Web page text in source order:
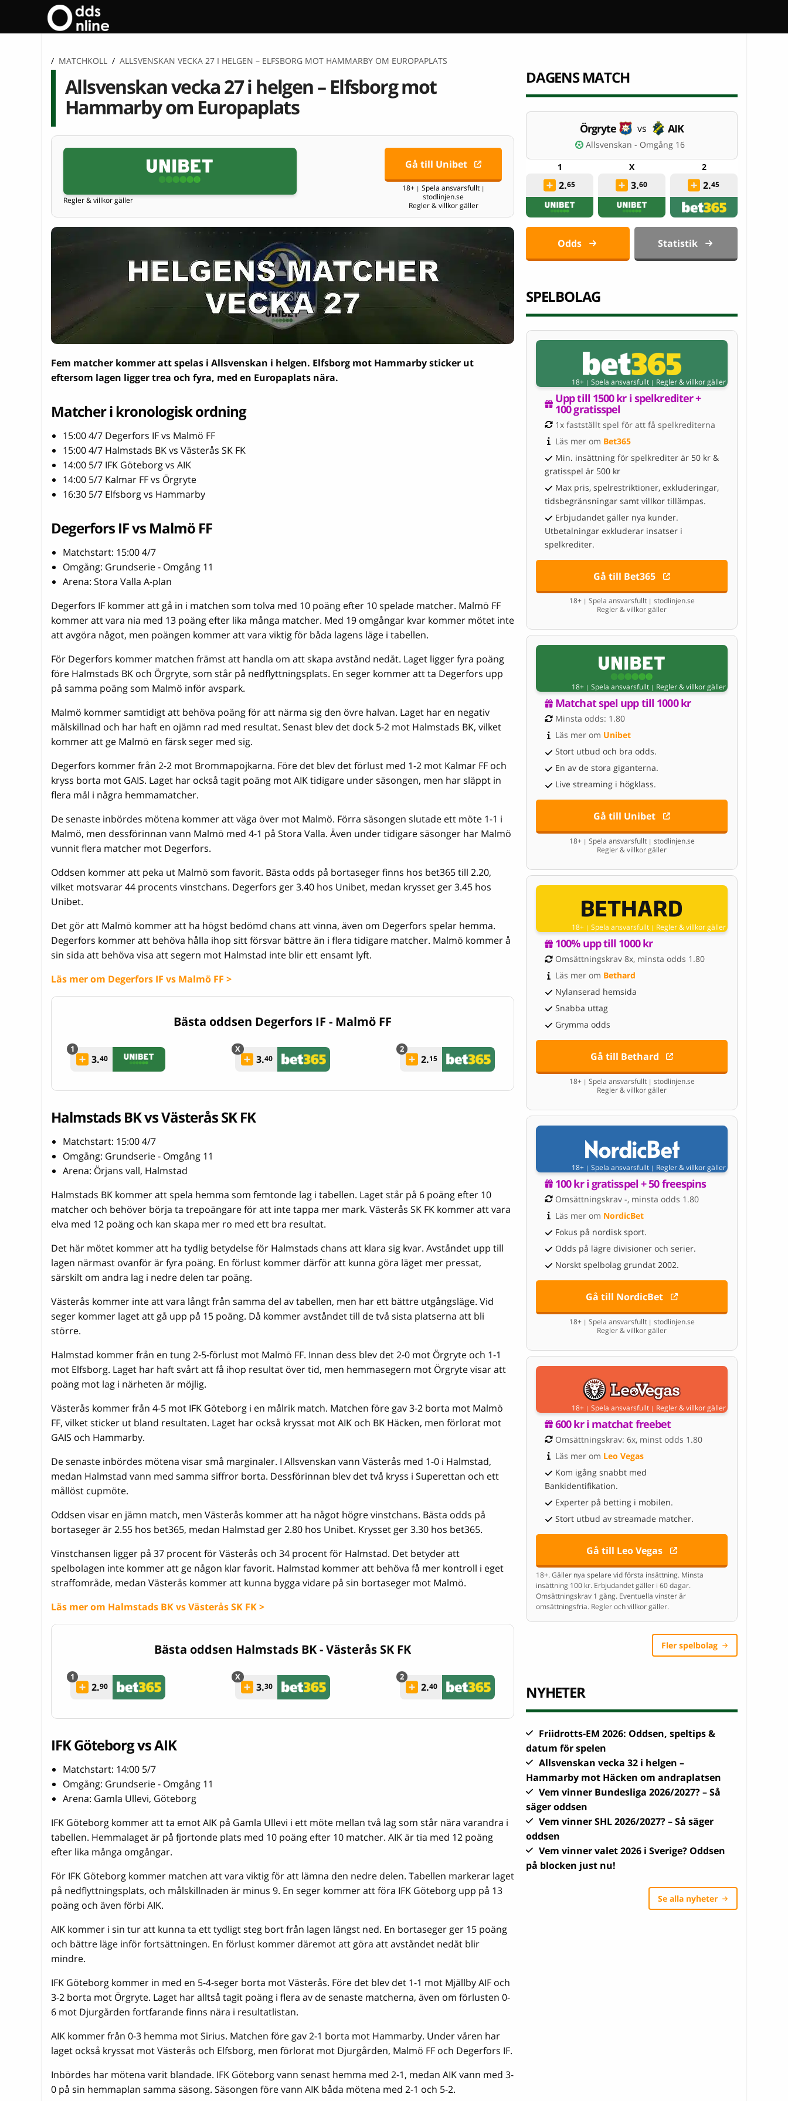
/ MATCHKOLL / ALLSVENSKAN VECKA 27 I HELGEN – ELFSBORG MOT HAMMARBY OM EUROPAPLATS
Allsvenskan vecka 27 i helgen – Elfsborg mot
Hammarby om Europaplats
Regler & villkor gäller
Gå till Unibet
18+ | Spela ansvarsfullt |
stodlinjen.se
Regler & villkor gäller
Fem matcher kommer att spelas i Allsvenskan i helgen. Elfsborg mot Hammarby sticker ut
eftersom lagen ligger trea och fyra, med en Europaplats nära.
Matcher i kronologisk ordning
15:00 4/7 Degerfors IF vs Malmö FF
15:00 4/7 Halmstads BK vs Västerås SK FK
14:00 5/7 IFK Göteborg vs AIK
14:00 5/7 Kalmar FF vs Örgryte
16:30 5/7 Elfsborg vs Hammarby
Degerfors IF vs Malmö FF
Matchstart: 15:00 4/7
Omgång: Grundserie - Omgång 11
Arena: Stora Valla A-plan
Degerfors IF kommer att gå in i matchen som tolva med 10 poäng efter 10 spelade matcher. Malmö FF
kommer att vara nia med 13 poäng efter lika många matcher. Med 19 omgångar kvar kommer mötet inte
att avgöra något, men poängen kommer att vara viktig för båda lagens läge i tabellen.
För Degerfors kommer matchen främst att handla om att skapa avstånd nedåt. Laget ligger fyra poäng
före Halmstads BK och Örgryte, som står på nedflyttningsplats. En seger kommer att ta Degerfors upp
på samma poäng som Malmö inför avspark.
Malmö kommer samtidigt att behöva poäng för att närma sig den övre halvan. Laget har en negativ
målskillnad och har haft en ojämn rad med resultat. Senast blev det dock 5-2 mot Halmstads BK, vilket
kommer att ge Malmö en färsk seger med sig.
Degerfors kommer från 2-2 mot Brommapojkarna. Före det blev det förlust med 1-2 mot Kalmar FF och
kryss borta mot GAIS. Laget har också tagit poäng mot AIK tidigare under säsongen, men har släppt in
flera mål i några hemmamatcher.
De senaste inbördes mötena kommer att väga över mot Malmö. Förra säsongen slutade ett möte 1-1 i
Malmö, men dessförinnan vann Malmö med 4-1 på Stora Valla. Även under tidigare säsonger har Malmö
vunnit flera matcher mot Degerfors.
Oddsen kommer att peka ut Malmö som favorit. Bästa odds på bortaseger finns hos bet365 till 2.20,
vilket motsvarar 44 procents vinstchans. Degerfors ger 3.40 hos Unibet, medan krysset ger 3.45 hos
Unibet.
Det gör att Malmö kommer att ha högst bedömd chans att vinna, även om Degerfors spelar hemma.
Degerfors kommer att behöva hålla ihop sitt försvar bättre än i flera tidigare matcher. Malmö kommer å
sin sida att behöva visa att segern mot Halmstad inte blir ett ensamt lyft.
Läs mer om Degerfors IF vs Malmö FF >
Bästa oddsen Degerfors IF - Malmö FF
3.40 3.40 2.15
Halmstads BK vs Västerås SK FK
Matchstart: 15:00 4/7
Omgång: Grundserie - Omgång 11
Arena: Örjans vall, Halmstad
Halmstads BK kommer att spela hemma som femtonde lag i tabellen. Laget står på 6 poäng efter 10
matcher och behöver börja ta trepoängare för att inte tappa mer mark. Västerås SK FK kommer att vara
elva med 12 poäng och kan skapa mer ro med ett bra resultat.
Det här mötet kommer att ha tydlig betydelse för Halmstads chans att klara sig kvar. Avståndet upp till
lagen närmast ovanför är fyra poäng. En förlust kommer därför att kunna göra läget mer pressat,
särskilt om andra lag i nedre delen tar poäng.
Västerås kommer inte att vara långt från samma del av tabellen, men har ett bättre utgångsläge. Vid
seger kommer laget att gå upp på 15 poäng. Då kommer avståndet till de två sista platserna att bli
större.
Halmstad kommer från en tung 2-5-förlust mot Malmö FF. Innan dess blev det 2-0 mot Örgryte och 1-1
mot Elfsborg. Laget har haft svårt att få ihop resultat över tid, men hemmasegern mot Örgryte visar att
poäng mot lag i närheten är möjlig.
Västerås kommer från 4-5 mot IFK Göteborg i en målrik match. Matchen före gav 3-2 borta mot Malmö
FF, vilket sticker ut bland resultaten. Laget har också kryssat mot AIK och BK Häcken, men förlorat mot
GAIS och Hammarby.
De senaste inbördes mötena visar små marginaler. I Allsvenskan vann Västerås med 1-0 i Halmstad,
medan Halmstad vann med samma siffror borta. Dessförinnan blev det två kryss i Superettan och ett
mållöst cupmöte.
Oddsen visar en jämn match, men Västerås kommer att ha något högre vinstchans. Bästa odds på
bortaseger är 2.55 hos bet365, medan Halmstad ger 2.80 hos Unibet. Krysset ger 3.30 hos bet365.
Vinstchansen ligger på 37 procent för Västerås och 34 procent för Halmstad. Det betyder att
spelbolagen inte kommer att ge någon klar favorit. Halmstad kommer att behöva få mer kontroll i eget
straffområde, medan Västerås kommer att kunna bygga vidare på sin bortaseger mot Malmö.
Läs mer om Halmstads BK vs Västerås SK FK >
Bästa oddsen Halmstads BK - Västerås SK FK
2.90 3.30 2.40
IFK Göteborg vs AIK
Matchstart: 14:00 5/7
Omgång: Grundserie - Omgång 11
Arena: Gamla Ullevi, Göteborg
IFK Göteborg kommer att ta emot AIK på Gamla Ullevi i ett möte mellan två lag som står nära varandra i
tabellen. Hemmalaget är på fjortonde plats med 10 poäng efter 10 matcher. AIK är tia med 12 poäng
efter lika många omgångar.
För IFK Göteborg kommer matchen att vara viktig för att lämna den nedre delen. Tabellen markerar laget
på nedflyttningsplats, och målskillnaden är minus 9. En seger kommer att föra IFK Göteborg upp på 13
poäng och även förbi AIK.
AIK kommer i sin tur att kunna ta ett tydligt steg bort från lagen längst ned. En bortaseger ger 15 poäng
och bättre läge inför fortsättningen. En förlust kommer däremot att göra att avståndet nedåt blir
mindre.
IFK Göteborg kommer in med en 5-4-seger borta mot Västerås. Före det blev det 1-1 mot Mjällby AIF och
3-2 borta mot Örgryte. Laget har alltså tagit poäng i flera av de senaste matcherna, även om förlusten 0-
6 mot Djurgården fortfarande finns nära i resultatlistan.
AIK kommer från 0-3 hemma mot Sirius. Matchen före gav 2-1 borta mot Hammarby. Under våren har
laget också kryssat mot Västerås och Elfsborg, men förlorat mot Djurgården, Malmö FF och Degerfors IF.
Inbördes har mötena varit blandade. IFK Göteborg vann senast hemma med 2-1, medan AIK vann med 3-
0 på sin hemmaplan samma säsong. Säsongen före vann AIK båda mötena med 2-1 och 5-2.
DAGENS MATCH
Örgryte vs AIK
Allsvenskan - Omgång 16
2.65 3.60 2.45
Odds Statistik
SPELBOLAG
18+ | Spela ansvarsfullt | Regler & villkor gäller
Upp till 1500 kr i spelkrediter +
100 gratisspel
1x fastställt spel för att få spelkrediterna
Läs mer om Bet365
Min. insättning för spelkrediter är 50 kr &
gratisspel är 500 kr
Max pris, spelrestriktioner, exkluderingar,
tidsbegränsningar samt villkor tillämpas.
Erbjudandet gäller nya kunder.
Utbetalningar exkluderar insatser i
spelkrediter.
Gå till Bet365
18+ | Spela ansvarsfullt | stodlinjen.se
Regler & villkor gäller
18+ | Spela ansvarsfullt | Regler & villkor gäller
Matchat spel upp till 1000 kr
Minsta odds: 1.80
Läs mer om Unibet
Stort utbud och bra odds.
En av de stora giganterna.
Live streaming i högklass.
Gå till Unibet
18+ | Spela ansvarsfullt | stodlinjen.se
Regler & villkor gäller
18+ | Spela ansvarsfullt | Regler & villkor gäller
100% upp till 1000 kr
Omsättningskrav 8x, minsta odds 1.80
Läs mer om Bethard
Nylanserad hemsida
Snabba uttag
Grymma odds
Gå till Bethard
18+ | Spela ansvarsfullt | stodlinjen.se
Regler & villkor gäller
18+ | Spela ansvarsfullt | Regler & villkor gäller
100 kr i gratisspel + 50 freespins
Omsättningskrav -, minsta odds 1.80
Läs mer om NordicBet
Fokus på nordisk sport.
Odds på lägre divisioner och serier.
Norskt spelbolag grundat 2002.
Gå till NordicBet
18+ | Spela ansvarsfullt | stodlinjen.se
Regler & villkor gäller
18+ | Spela ansvarsfullt | Regler & villkor gäller
600 kr i matchat freebet
Omsättningskrav: 6x, minst odds 1.80
Läs mer om Leo Vegas
Kom igång snabbt med
Bankidentifikation.
Experter på betting i mobilen.
Stort utbud av streamade matcher.
Gå till Leo Vegas
18+. Gäller nya spelare vid första insättning. Minsta
insättning 100 kr. Erbjudandet gäller i 60 dagar.
Omsättningskrav 1 gång. Eventuella vinster är
omsättningsfria. Regler och villkor gäller.
Fler spelbolag
NYHETER
Friidrotts-EM 2026: Oddsen, speltips &
datum för spelen
Allsvenskan vecka 32 i helgen –
Hammarby mot Häcken om andraplatsen
Vem vinner Bundesliga 2026/2027? – Så
säger oddsen
Vem vinner SHL 2026/2027? – Så säger
oddsen
Vem vinner valet 2026 i Sverige? Oddsen
på blocken just nu!
Se alla nyheter